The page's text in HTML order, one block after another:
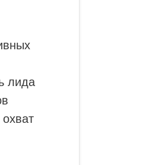
лида